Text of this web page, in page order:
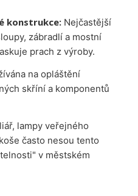
konstrukce: Nejčastější
zábradlí a mostní
prach z výroby.
na opláštění
skříní a komponentů
lampy veřejného
často nesou tento
v městském